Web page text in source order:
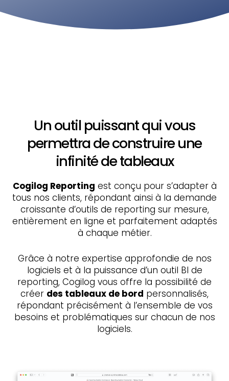
Un outil puissant qui vous
permettra de construire une
infinité de tableaux
Cogilog Reporting est conçu pour s’adapter à
tous nos clients, répondant ainsi à la demande
croissante d’outils de reporting sur mesure,
entièrement en ligne et parfaitement adaptés
à chaque métier.
Grâce à notre expertise approfondie de nos
logiciels et à la puissance d’un outil BI de
reporting, Cogilog vous offre la possibilité de
créer des tableaux de bord personnalisés,
répondant précisément à l’ensemble de vos
besoins et problématiques sur chacun de nos
logiciels.